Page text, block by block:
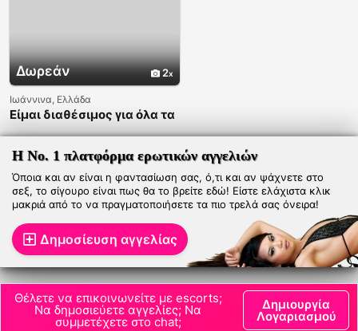
Δωρεάν 2
Ιωάννινα, Ελλάδα
Είμαι διαθέσιμος για όλα τα
????❤️ Λαμβάνω και
ταξιδεύω ????????❤️❤️
Η Νο. 1 πλατφόρμα ερωτικών αγγελιών
Όποια και αν είναι η φαντασίωση σας, ό,τι και αν ψάχνετε στο
σεξ, το σίγουρο είναι πως θα το βρείτε εδώ! Είστε ελάχιστα κλικ
μακριά από το να πραγματοποιήσετε τα πιο τρελά σας όνειρα!
Δημοσίευση αγγελίας
Θέλετε να επικοινωνείτε με escorts;
Να δημοσιεύετε αγγελίες; Να
συμμετέχετε στο chat;
Δημιουργία
Λογαριασμού